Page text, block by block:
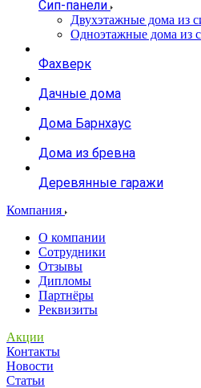
Сип-панели
Двухэтажные дома из
Одноэтажные дома из
Фахверк
Дачные дома
Дома Барнхаус
Дома из бревна
Деревянные гаражи
Компания
О компании
Сотрудники
Отзывы
Дипломы
Партнёры
Реквизиты
Акции
Контакты
Новости
Статьи